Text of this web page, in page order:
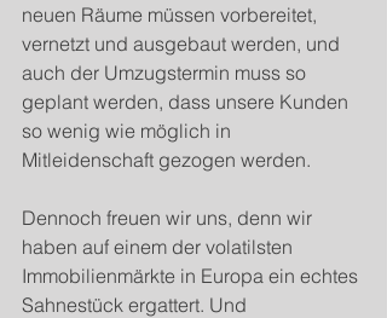
neuen Räume müssen vorbereitet,
vernetzt und ausgebaut werden, und
auch der Umzugstermin muss so
geplant werden, dass unsere Kunden
so wenig wie möglich in
Mitleidenschaft gezogen werden.
Dennoch freuen wir uns, denn wir
haben auf einem der volatilsten
Immobilienmärkte in Europa ein echtes
Sahnestück ergattert. Und